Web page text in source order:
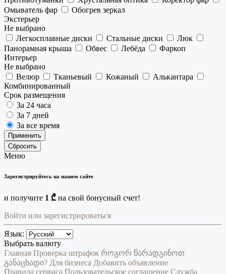
Омыватель фар
Обогрев зеркал
Экстерьер
Не выбрано
Легкосплавные диски
Стальные диски
Люк
Панорамная крыша
Обвес Лебёда
Фаркоп
Интерьер
Не выбрано
Велюр
Тканьевый Кожаный
Алькантара
Комбинированный
Срок размещения
За 24 часа
За 7 дней
За все время
Применить
Сбросить
Меню
Зарегистрируйтесь на нашем сайте
и получите 1 ₾ на свой бонусный счет!
Войти или зарегистрироваться
Язык:
Выбрать валюту
Главная Проверка штрафов როგორ წარადგინოთ
განაცხადი? Для бизнеса Добавить объявление
Правила сервиса Пользовательское соглашение Служба